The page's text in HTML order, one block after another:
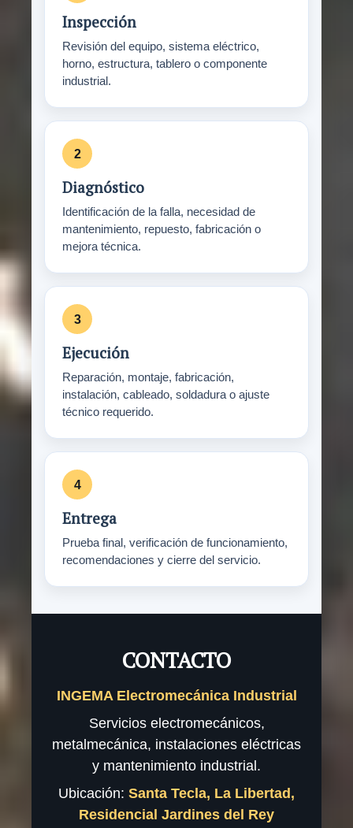
Inspección
Revisión del equipo, sistema eléctrico,
horno, estructura, tablero o componente
industrial.
Diagnóstico
Identificación de la falla, necesidad de
mantenimiento, repuesto, fabricación o
mejora técnica.
Ejecución
Reparación, montaje, fabricación,
instalación, cableado, soldadura o ajuste
técnico requerido.
Entrega
Prueba final, verificación de funcionamiento,
recomendaciones y cierre del servicio.
CONTACTO
INGEMA Electromecánica Industrial
Servicios electromecánicos,
metalmecánica, instalaciones eléctricas
y mantenimiento industrial.
Ubicación: Santa Tecla, La Libertad,
Residencial Jardines del Rey